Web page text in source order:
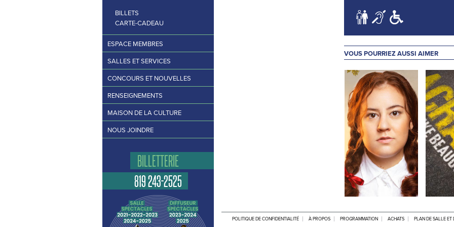
BILLETS
CARTE-CADEAU
ESPACE MEMBRES
SALLES ET SERVICES
CONCOURS ET NOUVELLES
RENSEIGNEMENTS
MAISON DE LA CULTURE
NOUS JOINDRE
BILLETTERIE
819 243-2525
VOUS POURRIEZ AUSSI AIMER
BROUILLARD
24
POLITIQUE DE CONFIDENTIALITÉ À PROPOS PROGRAMMATION ACHATS PLAN DE SALLE ET